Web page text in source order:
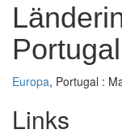
Europa, Portugal :
Links